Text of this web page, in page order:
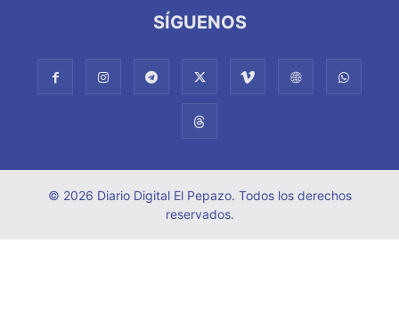
SÍGUENOS
© 2026 Diario Digital El Pepazo. Todos los derechos
reservados.